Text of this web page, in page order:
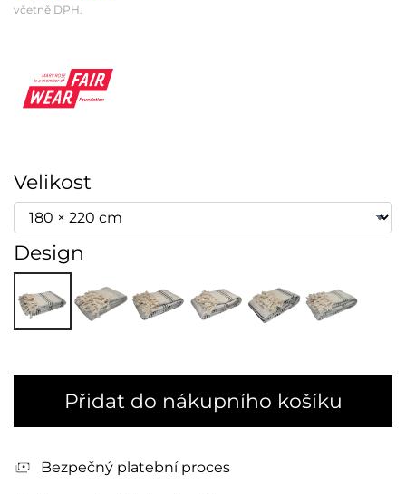
včetně DPH.
Velikost
Design
Přidat do nákupního košíku
Bezpečný platební proces